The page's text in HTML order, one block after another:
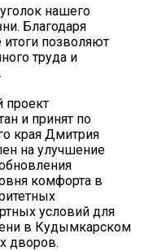
нашего
Благодаря
позволяют
труда и
проект
и принят по
края Дмитрия
на улучшение
комфорта в
условий для
в Кудымкарском
дворов.